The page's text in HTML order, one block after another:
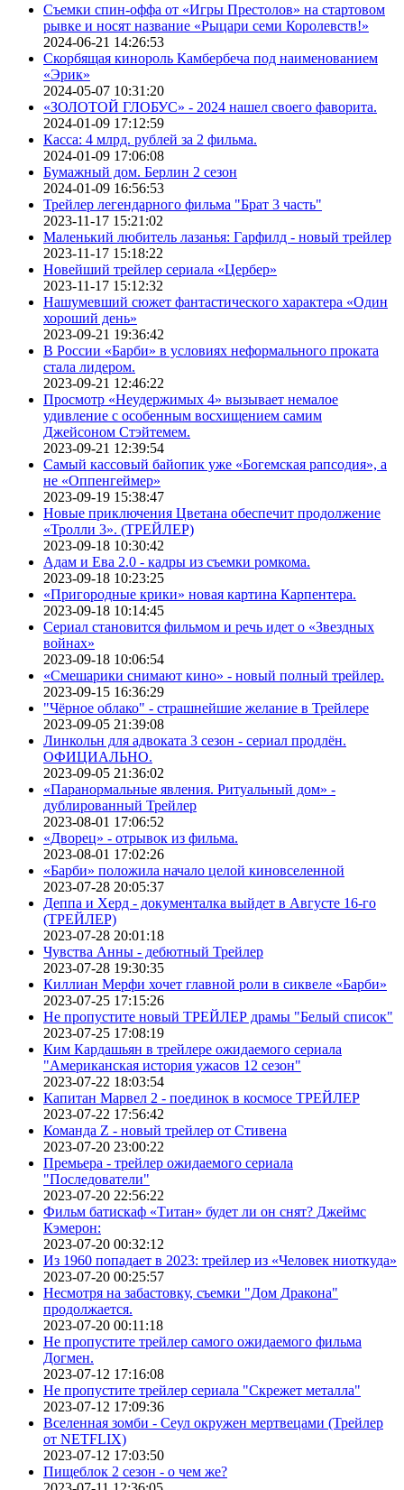
Съемки спин-оффа от «Игры Престолов» на стартовом
рывке и носят название «Рыцари семи Королевств!»
2024-06-21 14:26:53
Скорбящая кинороль Камбербеча под наименованием
«Эрик»
2024-05-07 10:31:20
«ЗОЛОТОЙ ГЛОБУС» - 2024 нашел своего фаворита.
2024-01-09 17:12:59
Касса: 4 млрд. рублей за 2 фильма.
2024-01-09 17:06:08
Бумажный дом. Берлин 2 сезон
2024-01-09 16:56:53
Трейлер легендарного фильма "Брат 3 часть"
2023-11-17 15:21:02
Маленький любитель лазанья: Гарфилд - новый трейлер
2023-11-17 15:18:22
Новейший трейлер сериала «Цербер»
2023-11-17 15:12:32
Нашумевший сюжет фантастического характера «Один
хороший день»
2023-09-21 19:36:42
В России «Барби» в условиях неформального проката
стала лидером.
2023-09-21 12:46:22
Просмотр «Неудержимых 4» вызывает немалое
удивление с особенным восхищением самим
Джейсоном Стэйтемем.
2023-09-21 12:39:54
Самый кассовый байопик уже «Богемская рапсодия», а
не «Оппенгеймер»
2023-09-19 15:38:47
Новые приключения Цветана обеспечит продолжение
«Тролли 3». (ТРЕЙЛЕР)
2023-09-18 10:30:42
Адам и Ева 2.0 - кадры из съемки ромкома.
2023-09-18 10:23:25
«Пригородные крики» новая картина Карпентера.
2023-09-18 10:14:45
Сериал становится фильмом и речь идет о «Звездных
войнах»
2023-09-18 10:06:54
«Смешарики снимают кино» - новый полный трейлер.
2023-09-15 16:36:29
"Чёрное облако" - страшнейшие желание в Трейлере
2023-09-05 21:39:08
Линкольн для адвоката 3 сезон - сериал продлён.
ОФИЦИАЛЬНО.
2023-09-05 21:36:02
«Паранормальные явления. Ритуальный дом» -
дублированный Трейлер
2023-08-01 17:06:52
«Дворец» - отрывок из фильма.
2023-08-01 17:02:26
«Барби» положила начало целой киновселенной
2023-07-28 20:05:37
Деппа и Херд - документалка выйдет в Августе 16-го
(ТРЕЙЛЕР)
2023-07-28 20:01:18
Чувства Анны - дебютный Трейлер
2023-07-28 19:30:35
Киллиан Мерфи хочет главной роли в сиквеле «Барби»
2023-07-25 17:15:26
Не пропустите новый ТРЕЙЛЕР драмы "Белый список"
2023-07-25 17:08:19
Ким Кардашьян в трейлере ожидаемого сериала
"Американская история ужасов 12 сезон"
2023-07-22 18:03:54
Капитан Марвел 2 - поединок в космосе ТРЕЙЛЕР
2023-07-22 17:56:42
Команда Z - новый трейлер от Стивена
2023-07-20 23:00:22
Премьера - трейлер ожидаемого сериала
"Последователи"
2023-07-20 22:56:22
Фильм батискаф «Титан» будет ли он снят? Джеймс
Кэмерон:
2023-07-20 00:32:12
Из 1960 попадает в 2023: трейлер из «Человек ниоткуда»
2023-07-20 00:25:57
Несмотря на забастовку, съемки "Дом Дракона"
продолжается.
2023-07-20 00:11:18
Не пропустите трейлер самого ожидаемого фильма
Догмен.
2023-07-12 17:16:08
Не пропустите трейлер сериала "Скрежет металла"
2023-07-12 17:09:36
Вселенная зомби - Сеул окружен мертвецами (Трейлер
от NETFLIX)
2023-07-12 17:03:50
Пищеблок 2 сезон - о чем же?